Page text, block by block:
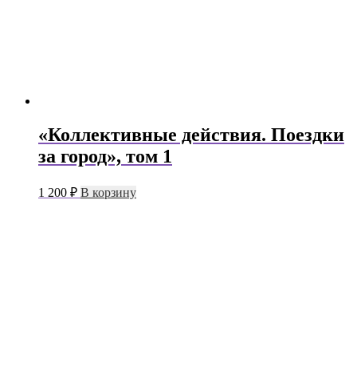
«Коллективные действия. Поездки
за город», том 1
1 200 ₽ В корзину